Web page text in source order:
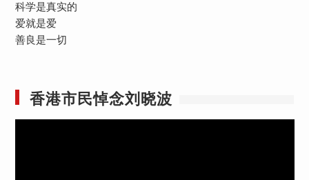
科学是真实的
爱就是爱
善良是一切
香港市民悼念刘晓波